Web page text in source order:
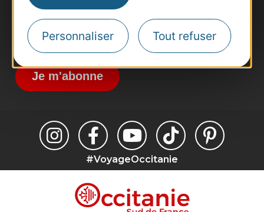
Personnaliser Tout refuser
Destination Sport
Inscrivez-vous à la lettre d'information
Destination Occitanie pour recevoir des
suggestions de séjours, de visites et de sorties.
Je m'abonne
#VoyageOccitanie